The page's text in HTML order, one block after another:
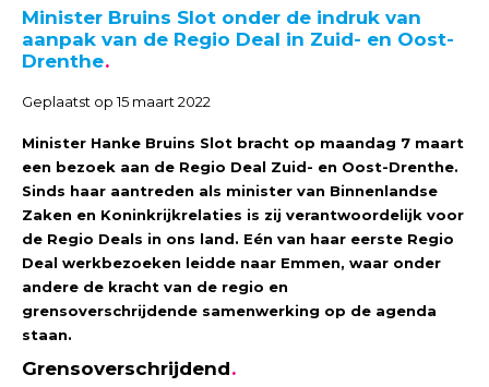
Minister Bruins Slot onder de indruk van
aanpak van de Regio Deal in Zuid- en Oost-
Drenthe
Geplaatst op 15 maart 2022
Minister Hanke Bruins Slot bracht op maandag 7 maart
een bezoek aan de Regio Deal Zuid- en Oost-Drenthe.
Sinds haar aantreden als minister van Binnenlandse
Zaken en Koninkrijkrelaties is zij verantwoordelijk voor
de Regio Deals in ons land. Eén van haar eerste Regio
Deal werkbezoeken leidde naar Emmen, waar onder
andere de kracht van de regio en
grensoverschrijdende samenwerking op de agenda
staan.
Grensoverschrijdend